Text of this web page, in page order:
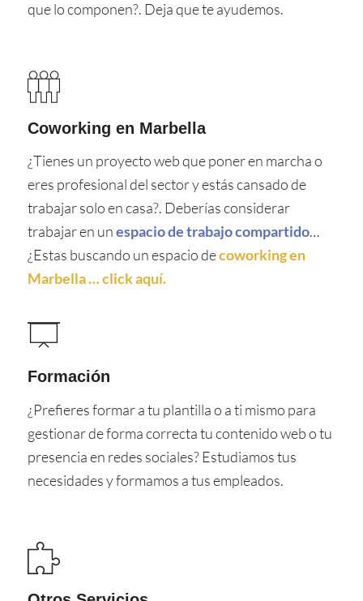
que lo componen?. Deja que te ayudemos.
Coworking en Marbella
¿Tienes un proyecto web que poner en marcha o
eres profesional del sector y estás cansado de
trabajar solo en casa?. Deberías considerar
trabajar en unespacio de trabajo compartido…
¿Estas buscando un espacio decoworking en
Marbella … click aquí.
Formación
¿Prefieres formar a tu plantilla o a ti mismo para
gestionar de forma correcta tu contenido web o tu
presencia en redes sociales? Estudiamos tus
necesidades y formamos a tus empleados.